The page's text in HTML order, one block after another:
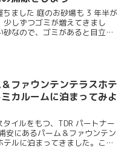
ちました 庭のお砂場も 3 年半が
少しずつゴミが増えてきまし
砂なので、ゴミがあると目立ち
ファウンテンテラスホテ
カルームに泊まってみよ
タイルをもつ、TDR パートナー
安にあるパーム＆ファウンテン
テルに泊まってきました。こち